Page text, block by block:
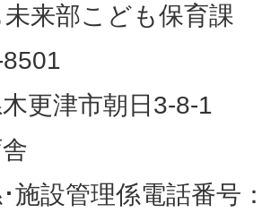
来部こども保育課
更津市朝日3-8-1
施設管理係電話番号